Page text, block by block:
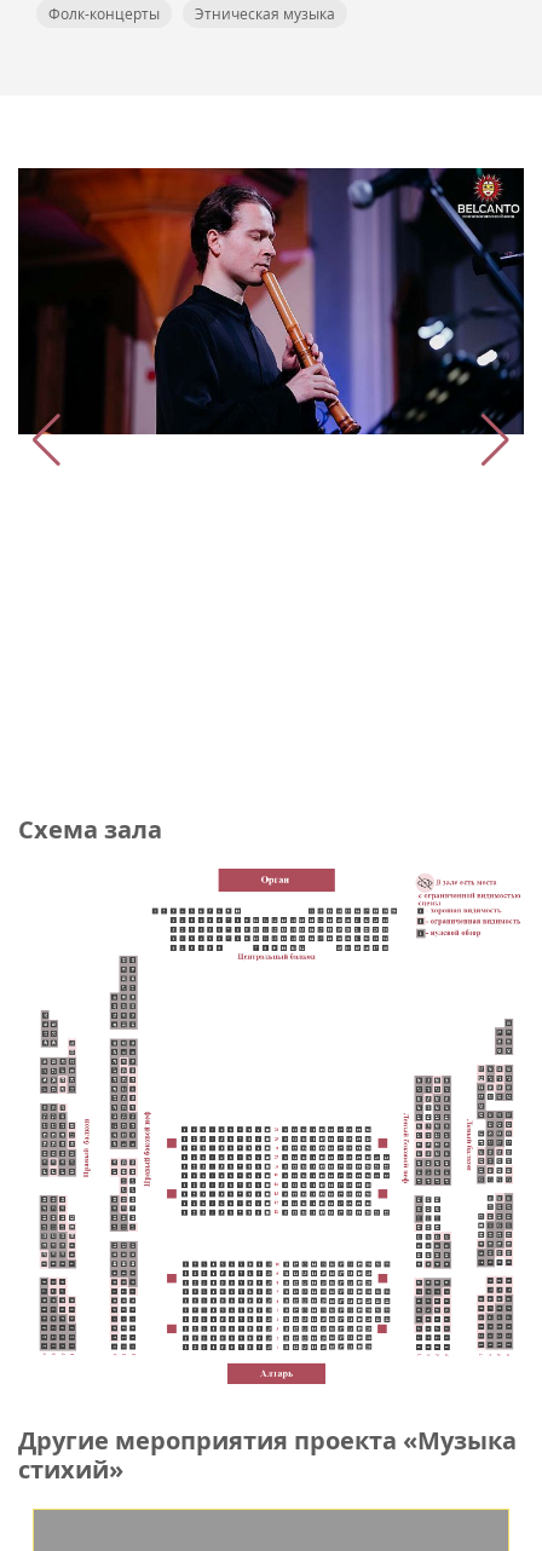
Фолк-концерты Этническая музыка
Схема зала
Другие мероприятия проекта «Музыка
стихий»